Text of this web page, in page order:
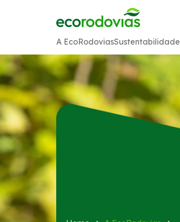
A EcoRodoviasSustentabilidade